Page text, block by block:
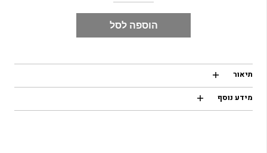
הוספה לסל
תיאור
מידע נוסף